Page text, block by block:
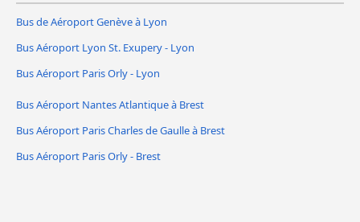
Bus de Aéroport Genève à Lyon
Bus Aéroport Lyon St. Exupery - Lyon
Bus Aéroport Paris Orly - Lyon
Bus Aéroport Nantes Atlantique à Brest
Bus Aéroport Paris Charles de Gaulle à Brest
Bus Aéroport Paris Orly - Brest